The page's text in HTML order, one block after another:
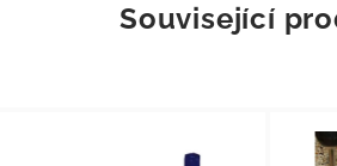
Související